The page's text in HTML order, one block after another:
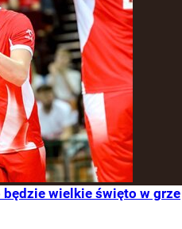
będzie wielkie święto w grze